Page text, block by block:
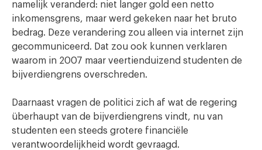
namelijk veranderd: niet langer gold een netto
inkomensgrens, maar werd gekeken naar het bruto
bedrag. Deze verandering zou alleen via internet zijn
gecommuniceerd. Dat zou ook kunnen verklaren
waarom in 2007 maar veertienduizend studenten de
bijverdiengrens overschreden.
Daarnaast vragen de politici zich af wat de regering
überhaupt van de bijverdiengrens vindt, nu van
studenten een steeds grotere financiële
verantwoordelijkheid wordt gevraagd.